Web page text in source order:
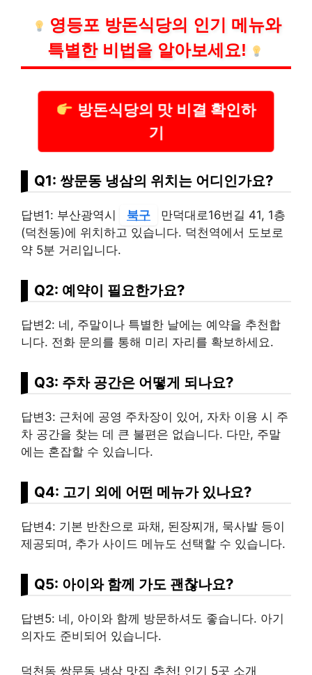
영등포 방돈식당의 인기 메뉴와
특별한 비법을 알아보세요!
방돈식당의 맛 비결 확인하
기
Q1: 쌍문동 냉삼의 위치는 어디인가요?
답변1: 부산광역시 북구
만덕대로16번길 41, 1층
(덕천동)에 위치하고 있습니다. 덕천역에서 도보로
약 5분 거리입니다.
Q2: 예약이 필요한가요?
답변2: 네, 주말이나 특별한 날에는 예약을 추천합
니다. 전화 문의를 통해 미리 자리를 확보하세요.
Q3: 주차 공간은 어떻게 되나요?
답변3: 근처에 공영 주차장이 있어, 자차 이용 시 주
차 공간을 찾는 데 큰 불편은 없습니다. 다만, 주말
에는 혼잡할 수 있습니다.
Q4: 고기 외에 어떤 메뉴가 있나요?
답변4: 기본 반찬으로 파채, 된장찌개, 묵사발 등이
제공되며, 추가 사이드 메뉴도 선택할 수 있습니다.
Q5: 아이와 함께 가도 괜찮나요?
답변5: 네, 아이와 함께 방문하셔도 좋습니다. 아기
의자도 준비되어 있습니다.
덕천동 쌍문동 냉삼 맛집 추천! 인기 5곳 소개